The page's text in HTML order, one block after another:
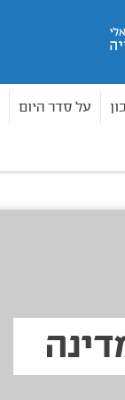
על סדר היום